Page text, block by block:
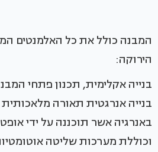
המבנה כולל את כל האלמנטים
הירוקה:
בנייה אקלימית, תכנון פתחי
בנייה אנרגטית תאורה
באנרגיה אשר תוכננה על ידי
וכוללת מערכות שליטה